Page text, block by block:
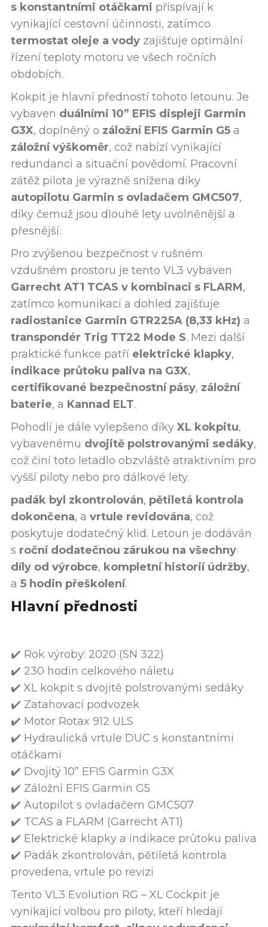
s konstantními otáčkami přispívají k
vynikající cestovní účinnosti, zatímco
termostat oleje a vody zajišťuje optimální
řízení teploty motoru ve všech ročních
obdobích.
Kokpit je hlavní předností tohoto letounu. Je
vybaven duálními 10” EFIS displeji Garmin
G3X, doplněný o záložní EFIS Garmin G5 a
záložní výškoměr, což nabízí vynikající
redundanci a situační povědomí. Pracovní
zátěž pilota je výrazně snížena díky
autopilotu Garmin s ovladačem GMC507,
díky čemuž jsou dlouhé lety uvolněnější a
přesnější.
Pro zvýšenou bezpečnost v rušném
vzdušném prostoru je tento VL3 vybaven
Garrecht AT1 TCAS v kombinaci s FLARM,
zatímco komunikaci a dohled zajišťuje
radiostanice Garmin GTR225A (8,33 kHz) a
transpondér Trig TT22 Mode S. Mezi další
praktické funkce patří elektrické klapky,
indikace průtoku paliva na G3X,
certifikované bezpečnostní pásy, záložní
baterie, a Kannad ELT.
Pohodlí je dále vylepšeno díky XL kokpitu,
vybavenému dvojitě polstrovanými sedáky,
což činí toto letadlo obzvláště atraktivním pro
vyšší piloty nebo pro dálkové lety.
padák byl zkontrolován, pětiletá kontrola
dokončena, a vrtule revidována, což
poskytuje dodatečný klid. Letoun je dodáván
s roční dodatečnou zárukou na všechny
díly od výrobce, kompletní historií údržby,
a 5 hodin přeškolení.
Hlavní přednosti
✔️ Rok výroby: 2020 (SN 322)
✔️ 230 hodin celkového náletu
✔️ XL kokpit s dvojitě polstrovanými sedáky
✔️ Zatahovací podvozek
✔️ Motor Rotax 912 ULS
✔️ Hydraulická vrtule DUC s konstantními
otáčkami
✔️ Dvojitý 10” EFIS Garmin G3X
✔️ Záložní EFIS Garmin G5
✔️ Autopilot s ovladačem GMC507
✔️ TCAS a FLARM (Garrecht AT1)
✔️ Elektrické klapky a indikace průtoku paliva
✔️ Padák zkontrolován, pětiletá kontrola
provedena, vrtule po revizi
Tento VL3 Evolution RG – XL Cockpit je
vynikající volbou pro piloty, kteří hledají